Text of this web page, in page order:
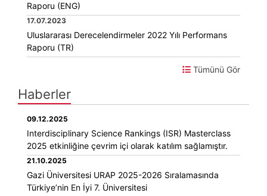
Raporu (ENG)
17.07.2023
Uluslararası Derecelendirmeler 2022 Yılı Performans
Raporu (TR)
Tümünü Gör
Haberler
09.12.2025
Interdisciplinary Science Rankings (ISR) Masterclass
2025 etkinliğine çevrim içi olarak katılım sağlamıştır.
21.10.2025
Gazi Üniversitesi URAP 2025-2026 Sıralamasında
Türkiye’nin En İyi 7. Üniversitesi